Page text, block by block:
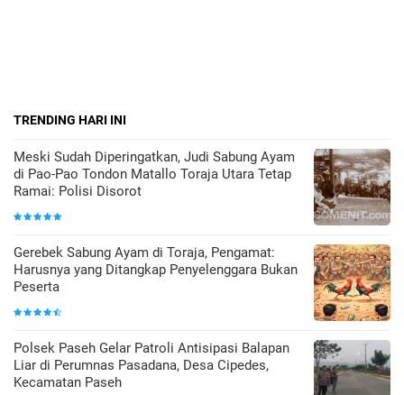
TRENDING HARI INI
Meski Sudah Diperingatkan, Judi Sabung Ayam
di Pao-Pao Tondon Matallo Toraja Utara Tetap
Ramai: Polisi Disorot
Gerebek Sabung Ayam di Toraja, Pengamat:
Harusnya yang Ditangkap Penyelenggara Bukan
Peserta
Polsek Paseh Gelar Patroli Antisipasi Balapan
Liar di Perumnas Pasadana, Desa Cipedes,
Kecamatan Paseh